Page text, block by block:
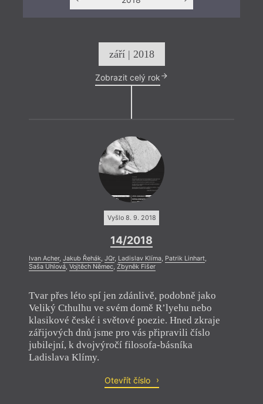
září | 2018
Zobrazit celý rok
Vyšlo 8. 9. 2018
14/2018
Ivan Acher, Jakub Řehák, JQr, Ladislav Klíma, Patrik Linhart,
Saša Uhlová, Vojtěch Němec, Zbyněk Fišer
Tvar přes léto spí jen zdánlivě, podobně jako
Veliký Cthulhu ve svém domě R’lyehu nebo
klasikové české i světové poezie. Hned zkraje
zářijových dnů jsme pro vás připravili číslo
jubilejní, k dvojvýročí filosofa-básníka
Ladislava Klímy.
Otevřít číslo